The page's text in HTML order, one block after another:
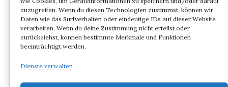
zuzugreifen. Wenn du diesen Technologien zustimmst, können wir
Daten wie das Surfverhalten oder eindeutige IDs auf dieser Website
verarbeiten. Wenn du deine Zustimmung nicht erteilst oder
zurückziehst, können bestimmte Merkmale und Funktionen
beeinträchtigt werden.
Dienste verwalten
ARCHIV
Archiv